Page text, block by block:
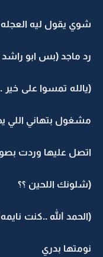
شوي يقول ليه العجله
رد ماجد (بس ابو
(يالله تمسوا على
مشغول بتهاني اللي
اتصل عليها وردت
(شلونك اللحين ؟؟
(الحمد الله ..كنت
نومتها بدري